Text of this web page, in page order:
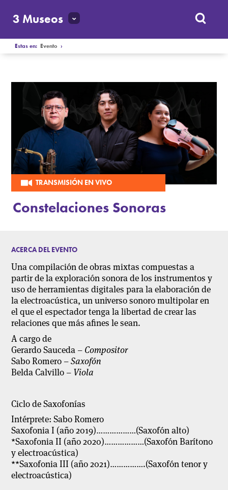
3 Museos
Estas en:Evento ›
TRANSMISIÓN EN VIVO
Constelaciones Sonoras
ACERCA DEL EVENTO
Una compilación de obras mixtas compuestas a
partir de la exploración sonora de los instrumentos y
uso de herramientas digitales para la elaboración de
la electroacústica, un universo sonoro multipolar en
el que el espectador tenga la libertad de crear las
relaciones que más afines le sean.
A cargo de
Gerardo Sauceda – Compositor
Sabo Romero –Saxofón
Belda Calvillo – Viola
Ciclo de Saxofonías
Intérprete: Sabo Romero
Saxofonia I (año 2019)………………(Saxofón alto)
*Saxofonia II (año 2020)………………(Saxofón Barítono
y electroacústica)
**Saxofonia III (año 2021)…………….(Saxofón tenor y
electroacústica)